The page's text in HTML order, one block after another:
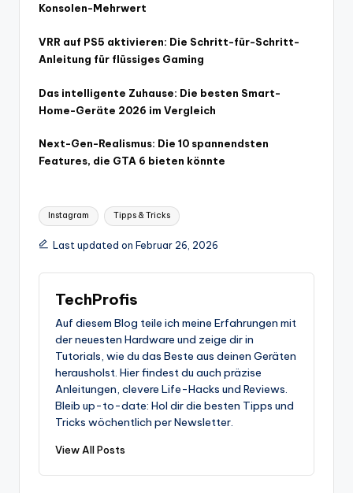
Konsolen-Mehrwert
VRR auf PS5 aktivieren: Die Schritt-für-Schritt-
Anleitung für flüssiges Gaming
Das intelligente Zuhause: Die besten Smart-
Home-Geräte 2026 im Vergleich
Next-Gen-Realismus: Die 10 spannendsten
Features, die GTA 6 bieten könnte
Tags:
Instagram Tipps & Tricks
Last updated on Februar 26, 2026
TechProfis
Auf diesem Blog teile ich meine Erfahrungen mit
der neuesten Hardware und zeige dir in
Tutorials, wie du das Beste aus deinen Geräten
herausholst. Hier findest du auch präzise
Anleitungen, clevere Life-Hacks und Reviews.
Bleib up-to-date: Hol dir die besten Tipps und
Tricks wöchentlich per Newsletter.
View All Posts